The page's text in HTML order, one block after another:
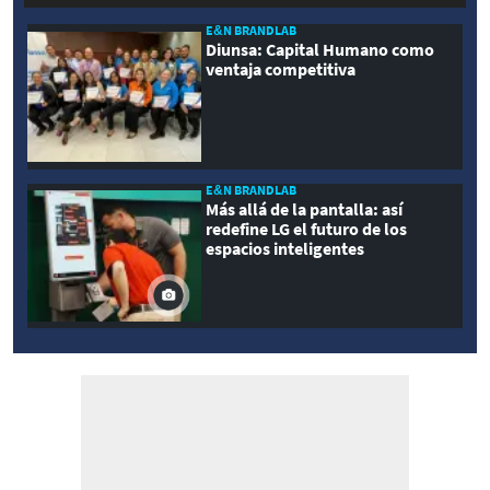
E&N BRANDLAB
Diunsa: Capital Humano como
ventaja competitiva
E&N BRANDLAB
Más allá de la pantalla: así
redefine LG el futuro de los
espacios inteligentes